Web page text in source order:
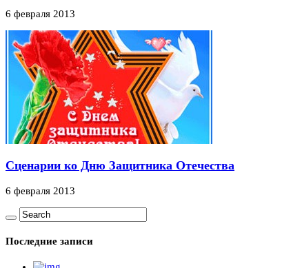
6 февраля 2013
Сценарии ко Дню Защитника Отечества
6 февраля 2013
Последние записи